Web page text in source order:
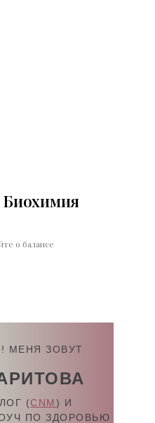
Биохимия
о балансе
МЕНЯ ЗОВУТ
(CNM) И
ПО ЗДОРОВЬЮ